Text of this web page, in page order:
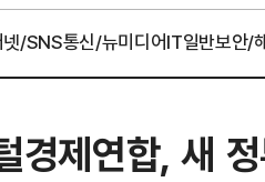
넷/SNS통신/뉴미디어IT일반보안/
경제연합, 새